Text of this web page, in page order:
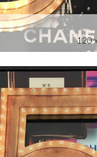
120